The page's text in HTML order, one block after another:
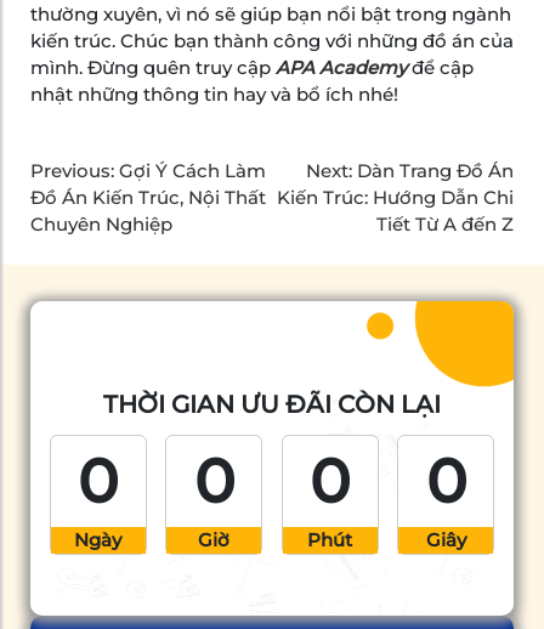
thường xuyên, vì nó sẽ giúp bạn nổi bật trong ngành
kiến trúc. Chúc bạn thành công với những đồ án của
mình. Đừng quên truy cập APA Academy để cập
nhật những thông tin hay và bổ ích nhé!
Previous: Gợi Ý Cách Làm
Đồ Án Kiến Trúc, Nội Thất
Chuyên Nghiệp
Next: Dàn Trang Đồ Án
Kiến Trúc: Hướng Dẫn Chi
Tiết Từ A đến Z
THỜI GIAN ƯU ĐÃI CÒN LẠI
0
Ngày
0
Giờ
0
Phút
0
Giây